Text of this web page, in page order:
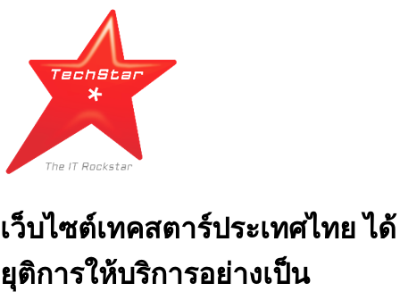
เว็บไซต์เทคสตาร์ประเทศไทย ได้
ยุติการให้บริการอย่างเป็น